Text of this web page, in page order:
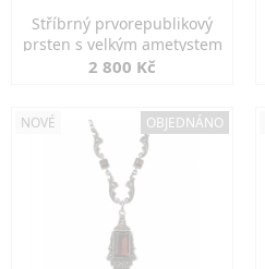
Stříbrný prvorepublikový
prsten s velkým ametystem
2 800 Kč
NOVÉ OBJEDNÁNO